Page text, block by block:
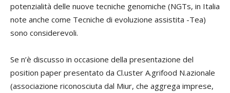
potenzialità delle nuove tecniche genomiche (NGTs, in Italia
note anche come Tecniche di evoluzione assistita -Tea)
sono considerevoli.
Se n’è discusso in occasione della presentazione del
position paper presentato da Cl.uster A.grifood N.azionale
(associazione riconosciuta dal Miur, che aggrega imprese,